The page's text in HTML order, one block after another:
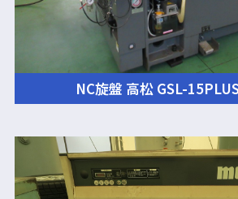
NC旋盤 高松 GSL-